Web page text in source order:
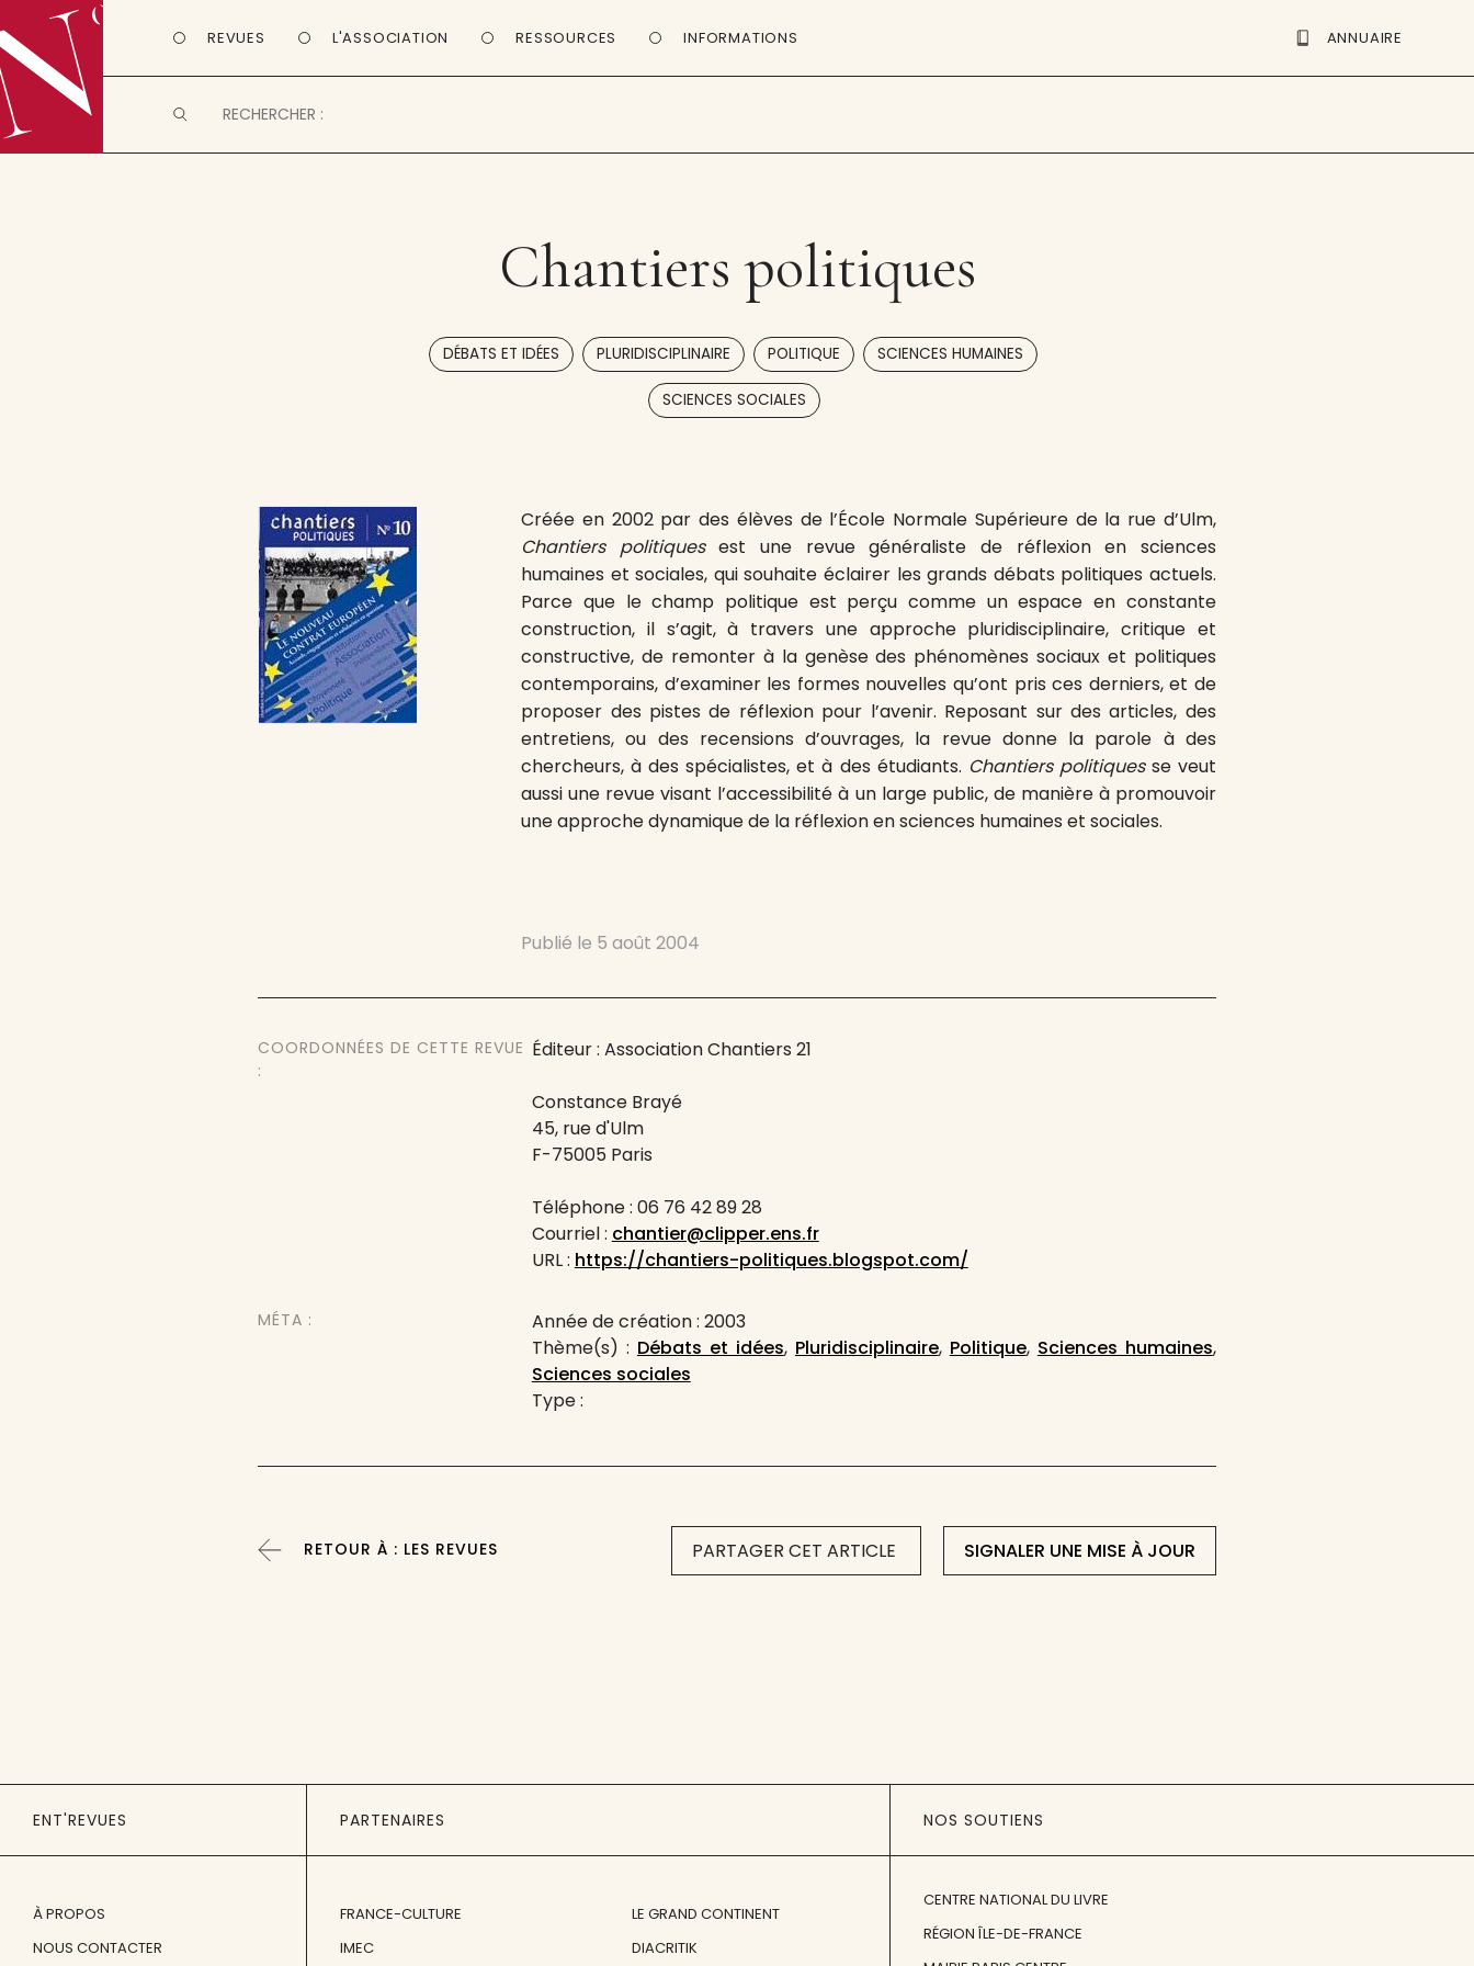
REVUES L'ASSOCIATION RESSOURCES INFORMATIONS ANNUAIRE
Chantiers politiques
DÉBATS ET IDÉES PLURIDISCIPLINAIRE POLITIQUE SCIENCES HUMAINES
SCIENCES SOCIALES
Créée en 2002 par des élèves de l’École Normale Supérieure de la rue d’Ulm,
Chantiers politiquesest une revue généraliste de réflexion en sciences
humaines et sociales, qui souhaite éclairer les grands débats politiques actuels.
Parce que le champ politique est perçu comme un espace en constante
construction, il s’agit, à travers une approche pluridisciplinaire, critique et
constructive, de remonter à la genèse des phénomènes sociaux et politiques
contemporains, d’examiner les formes nouvelles qu’ont pris ces derniers, et de
proposer des pistes de réflexion pour l’avenir. Reposant sur des articles, des
entretiens, ou des recensions d’ouvrages, la revue donne la parole à des
chercheurs, à des spécialistes, et à des étudiants. Chantiers politiquesse veut
aussi une revue visant l’accessibilité à un large public, de manière à promouvoir
une approche dynamique de la réflexion en sciences humaines et sociales.
Publié le 5 août 2004
COORDONNÉES DE CETTE REVUE
:
Éditeur : Association Chantiers 21
Constance Brayé
45, rue d'Ulm
F-75005 Paris
Téléphone : 06 76 42 89 28
Courriel : chantier@clipper.ens.fr
URL : https://chantiers-politiques.blogspot.com/
MÉTA :
Année de création : 2003
Thème(s) : Débats et idées, Pluridisciplinaire, Politique, Sciences humaines,
Sciences sociales
Type :
PARTAGER CET ARTICLE SIGNALER UNE MISE À JOUR
RETOUR À : LES REVUES
ENT'REVUES
À PROPOS
NOUS CONTACTER
PARTENAIRES
FRANCE-CULTURE
IMEC
LE GRAND CONTINENT
DIACRITIK
NOS SOUTIENS
CENTRE NATIONAL DU LIVRE
RÉGION ÎLE-DE-FRANCE